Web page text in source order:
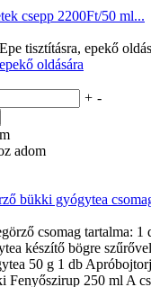
csepp 2200Ft/50 ml...
tisztításra, epekő
epekő oldására
+ -
adom
bükki gyógytea
csomag tartalma: 1
készítő bögre
50 g 1 db
Fenyőszirup 250 ml A